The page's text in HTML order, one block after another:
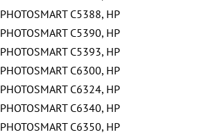
PHOTOSMART C5388, HP
PHOTOSMART C5390, HP
PHOTOSMART C5393, HP
PHOTOSMART C6300, HP
PHOTOSMART C6324, HP
PHOTOSMART C6340, HP
PHOTOSMART C6350, HP